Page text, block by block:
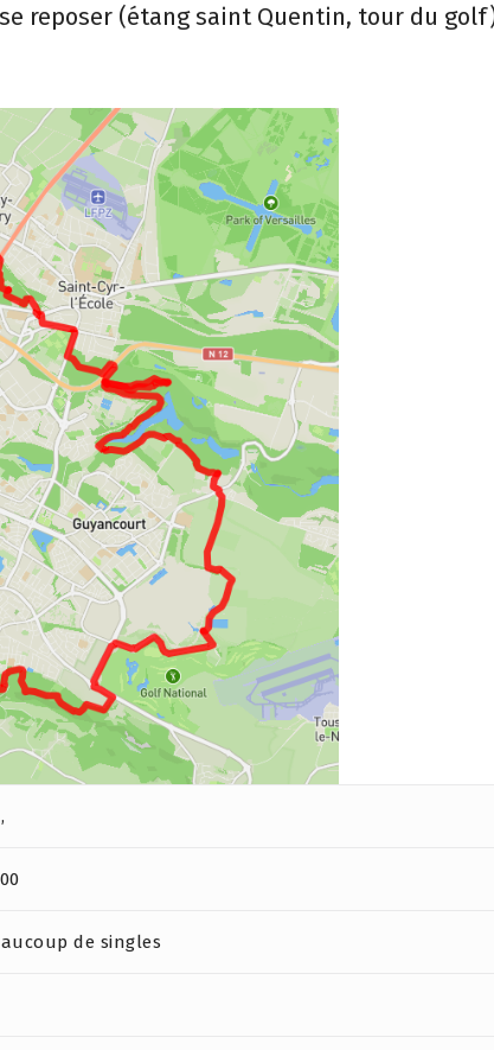
reposer (étang saint Quentin, tour du
de singles